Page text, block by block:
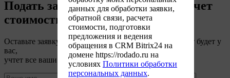
данных для обработки заявки,
обратной связи, расчета
стоимости, подготовки
предложения и ведения
обращения в CRM Bitrix24 на
домене https://rodado.ru на
условиях Политики обработки
персональных данных.
Подать заявку на бесплатный расчет
стоимости
Оставьте заявку сегодня и уже завтра наш специалист будет у
вас,
учтет все ваши пожелания и назовет точную цену.